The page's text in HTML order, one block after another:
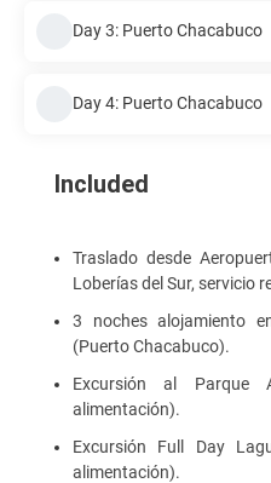
Day 3: Puerto Chacabuco
Day 4: Puerto Chacabuco
Included
Traslado desde
Loberías del Sur, servicio
3 noches alojamiento
(Puerto Chacabuco).
Excursión al Parque
alimentación).
Excursión Full Day
alimentación).